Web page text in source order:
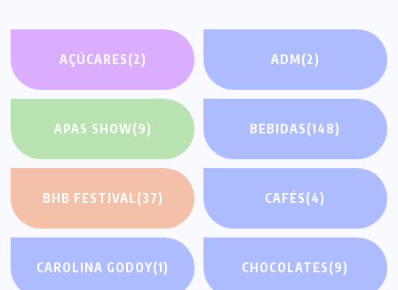
AÇÚCARES(2) ADM(2)
APAS SHOW(9) BEBIDAS(148)
BHB FESTIVAL(37) CAFÉS(4)
CAROLINA GODOY(1) CHOCOLATES(9)